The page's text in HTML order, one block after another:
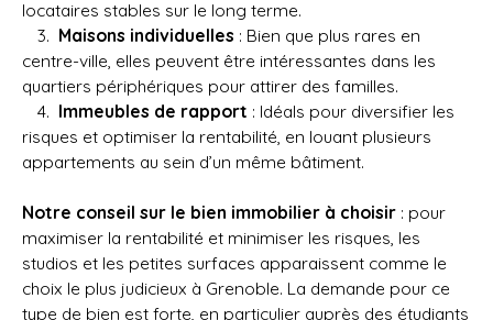
locataires stables sur le long terme.
Maisons individuelles : Bien que plus rares en
centre-ville, elles peuvent être intéressantes dans les
quartiers périphériques pour attirer des familles.
Immeubles de rapport : Idéals pour diversifier les
risques et optimiser la rentabilité, en louant plusieurs
appartements au sein d’un même bâtiment.
Notre conseil sur le bien immobilier à choisir : pour
maximiser la rentabilité et minimiser les risques, les
studios et les petites surfaces apparaissent comme le
choix le plus judicieux à Grenoble. La demande pour ce
type de bien est forte, en particulier auprès des étudiants